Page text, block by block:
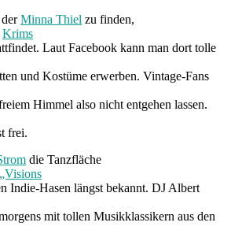
Minna Thiel zu finden,
Krims
Laut Facebook kann man dort tolle
und Kostüme erwerben. Vintage-Fans
Himmel also nicht entgehen lassen.
frei.
die Tanzfläche
„Visions
Indie-Hasen längst bekannt. DJ Albert
mit tollen Musikklassikern aus den